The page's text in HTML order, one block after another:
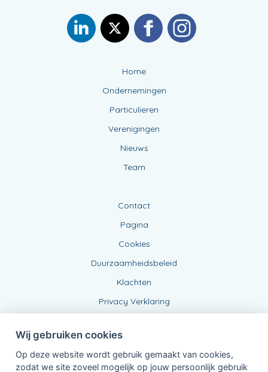
Home
Ondernemingen
Particulieren
Verenigingen
Nieuws
Team
Contact
Pagina
Cookies
Duurzaamheidsbeleid
Klachten
Privacy Verklaring
Wij gebruiken cookies
Op deze website wordt gebruik gemaakt van cookies,
zodat we site zoveel mogelijk op jouw persoonlijk gebruik